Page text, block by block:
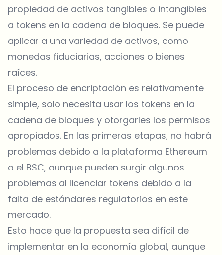
propiedad de activos tangibles o intangibles
a tokens en la cadena de bloques. Se puede
aplicar a una variedad de activos, como
monedas fiduciarias, acciones o bienes
raíces.
El proceso de encriptación es relativamente
simple, solo necesita usar los tokens en la
cadena de bloques y otorgarles los permisos
apropiados. En las primeras etapas, no habrá
problemas debido a la plataforma Ethereum
o el BSC, aunque pueden surgir algunos
problemas al licenciar tokens debido a la
falta de estándares regulatorios en este
mercado.
Esto hace que la propuesta sea difícil de
implementar en la economía global, aunque